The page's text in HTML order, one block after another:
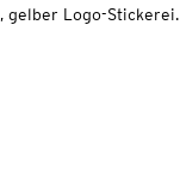
gelber Logo-Stickerei.